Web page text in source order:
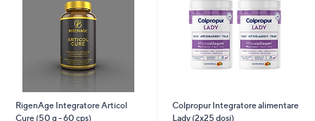
RigenAge Integratore Articol
Cure (50 g - 60 cps)
Colpropur Integratore alimentare
Lady (2x25 dosi)